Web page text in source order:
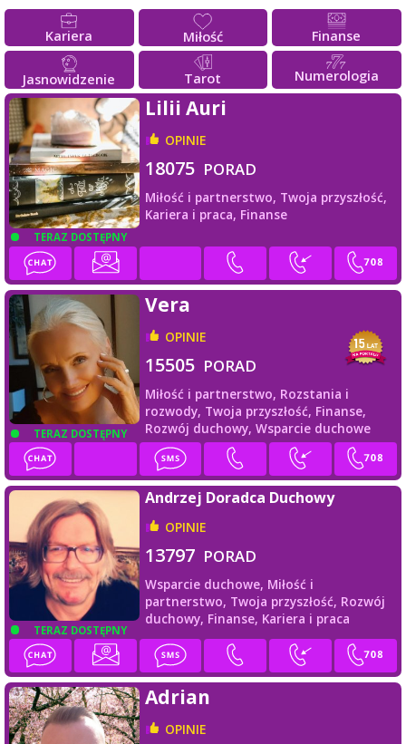
Kariera Miłość Finanse
Jasnowidzenie Tarot Numerologia
TERAZ DOSTĘPNY
Lilii Auri
OPINIE
18075 PORAD
Miłość i partnerstwo, Twoja przyszłość,
Kariera i praca, Finanse
TERAZ DOSTĘPNY
Vera
OPINIE
15505 PORAD
Miłość i partnerstwo, Rozstania i
rozwody, Twoja przyszłość, Finanse,
Rozwój duchowy, Wsparcie duchowe
TERAZ DOSTĘPNY
Andrzej Doradca Duchowy
OPINIE
13797 PORAD
Wsparcie duchowe, Miłość i
partnerstwo, Twoja przyszłość, Rozwój
duchowy, Finanse, Kariera i praca
Adrian
OPINIE